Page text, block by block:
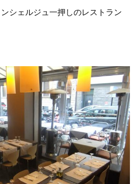
シェルジュ一押しのレストラン